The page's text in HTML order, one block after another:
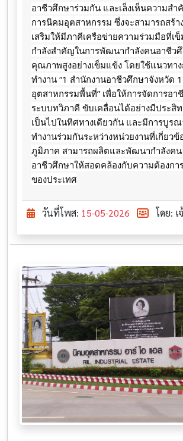
อาชีวศึกษาร่วมกัน และเล็งเห็นความส
การนิคมอุตสาหกรรม ซึ่งจะสามารถสร้า
เสริมให้มีภาคีเครือข่ายความร่วมมือที่เ
กำลังสำคัญในการพัฒนากำลังคนอาชีว
คุณภาพสูงอย่างเข็มแข้ง โดยใช้แนวทา
ทำงาน “1 สำนักงานอาชีวศึกษาจังหวัด
อุตสาหกรรมพื้นที่” เพื่อให้การจัดการอา
ระบบทวิภาคี ขับเคลื่อนได้อย่างมีประสิ
เป็นไปในทิศทางเดียวกัน และมีการบูรณ
ทำงานร่วมกันระหว่างหน่วยงานที่เกี่ยวข้
ภูมิภาค สามารถผลิตและพัฒนากำลังคน
อาชีวศึกษาให้สอดคล้องกับความต้องกา
ของประเทศ
วันที่โพส: 15-05-2026 โดย: